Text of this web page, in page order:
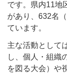
です。県内11地
があり、632名
ています。
主な活動として
し、個人・組織
を図る大会）や